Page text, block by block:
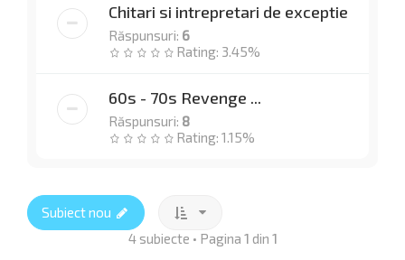
Chitari si intrepretari de exceptie
Răspunsuri: 6
Rating: 3.45%
60s - 70s Revenge ...
Răspunsuri: 8
Rating: 1.15%
Subiect nou
4 subiecte • Pagina 1 din 1